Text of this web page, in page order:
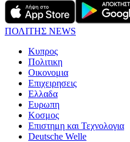
ΠΟΛΙΤΗΣ NEWS
Κυπρος
Πολιτικη
Οικονομια
Επιχειρησεις
Ελλαδα
Ευρωπη
Κοσμος
Επιστημη και Τεχνολογια
Deutsche Welle